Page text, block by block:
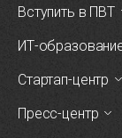
Вступить в ПВТ
ИТ-
Стартап-центр
Пресс-центр